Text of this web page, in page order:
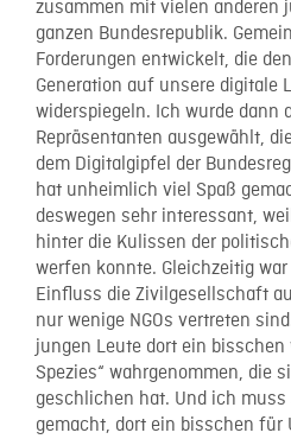
zusammen mit vielen anderen
ganzen Bundesrepublik.
Forderungen entwickelt, die
Generation auf unsere digitale
widerspiegeln. Ich wurde dann
Repräsentanten ausgewählt,
dem Digitalgipfel der
hat unheimlich viel Spaß
deswegen sehr interessant,
hinter die Kulissen der
werfen konnte. Gleichzeitig
Einfluss die Zivilgesellschaft
nur wenige NGOs vertreten
jungen Leute dort ein
Spezies“ wahrgenommen, die
geschlichen hat. Und ich muss
gemacht, dort ein bisschen für